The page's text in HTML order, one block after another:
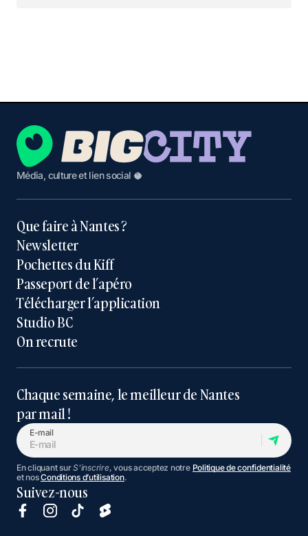
Média, culture et lien social 🥥
Que faire à Nantes ?
Newsletter
Pochettes du Kiff
Passeport de l’apéro
Télécharger l’application
Studio BC
On recrute
Chaque semaine, le meilleur de Nantes
par mail !
E-mail
En cliquant surS'inscrire, vous acceptez notre Politique de confidentialité
et nosConditions d’utilisation.
Suivez-nous